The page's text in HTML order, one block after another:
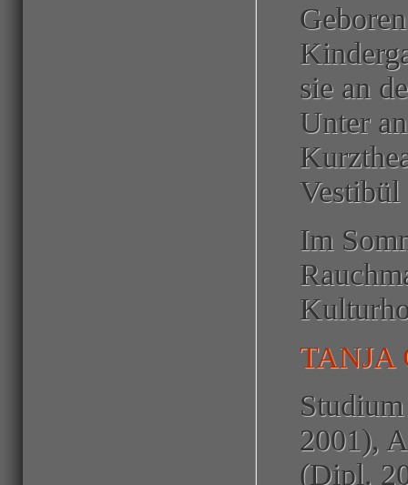
sie an
Unter
Vestibül
Im
TANJA
2001),
(Dipl.